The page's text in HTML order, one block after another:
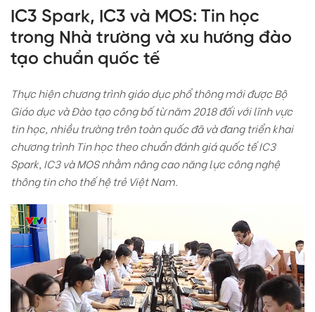
IC3 Spark, IC3 và MOS: Tin học
trong Nhà trường và xu hướng đào
tạo chuẩn quốc tế
Thực hiện chương trình giáo dục phổ thông mới được Bộ
Giáo dục và Đào tạo công bố từ năm 2018 đối với lĩnh vực
tin học, nhiều trường trên toàn quốc đã và đang triển khai
chương trình Tin học theo chuẩn đánh giá quốc tế IC3
Spark, IC3 và MOS nhằm nâng cao năng lực công nghệ
thông tin cho thế hệ trẻ Việt Nam.